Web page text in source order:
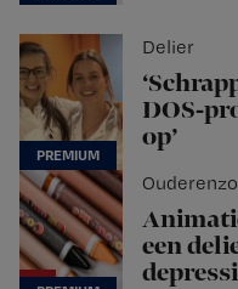
Delier
DOS-
op’
een